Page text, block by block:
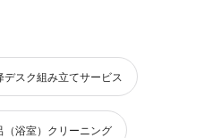
デスク組み立てサービス
（浴室）クリーニング